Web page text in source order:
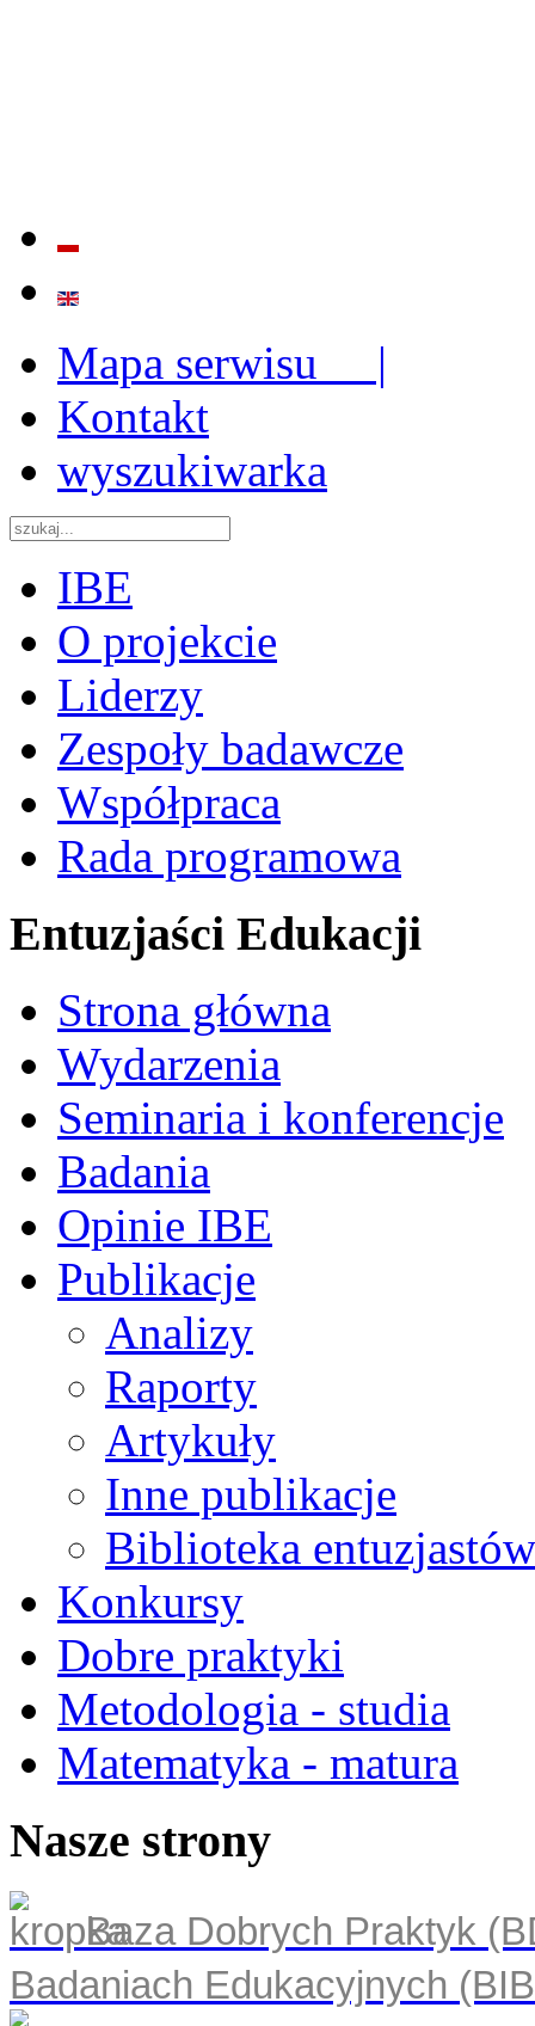
Mapa serwisu |
Kontakt
wyszukiwarka
IBE
O projekcie
Liderzy
Zespoły badawcze
Współpraca
Rada programowa
Entuzjaści Edukacji
Strona główna
Wydarzenia
Seminaria i konferencje
Badania
Opinie IBE
Publikacje
Analizy
Raporty
Artykuły
Inne publikacje
Biblioteka
Konkursy
Dobre praktyki
Metodologia - studia
Matematyka - matura
Nasze strony
Baza Dobrych Praktyk
Badaniach Edukacyjnych